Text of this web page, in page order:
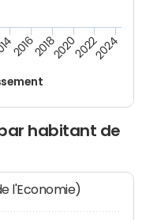
20162018202020222024
habitant de
l'Economie)